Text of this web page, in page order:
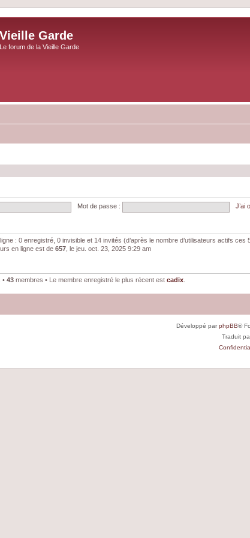
Vieille Garde
Le forum de la Vieille Garde
Mot de passe : J’ai
: 0 enregistré, 0 invisible et 14 invités (d’après le nombre d’utilisateurs actifs ces
en ligne est de 657 , le jeu. oct. 23, 2025 9:29 am
• 43 membres • Le membre enregistré le plus récent est cadix
Développé parphpBB®
Traduit